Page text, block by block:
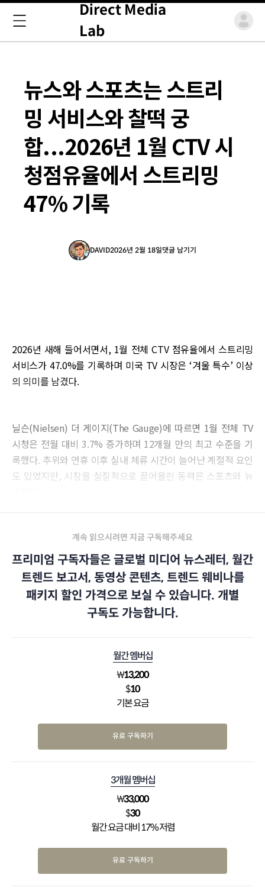
Direct Media
Lab
뉴스와 스포츠는 스트리
밍 서비스와 찰떡 궁
합...2026년 1월 CTV 시
청점유율에서 스트리밍
47% 기록
DAVID2026년 2월 18일댓글 남기기
2026년 새해 들어서면서, 1월 전체 CTV 점유율에서 스트리밍
서비스가 47.0%를 기록하며 미국 TV 시장은 ‘겨울 특수’ 이상
의 의미를 남겼다.
닐슨(Nielsen) 더 게이지(The Gauge)에 따르면 1월 전체 TV
시청은 전월 대비 3.7% 증가하며 12개월 만의 최고 수준을 기
록했다. 추위와 연휴 이후 실내 체류 시간이 늘어난 계절적 요인
도 있었지만, 시장을 실질적으로 끌어올린 동력은 스포츠와 뉴
계속 읽으시려면 지금 구독해주세요
프리미엄 구독자들은 글로벌 미디어 뉴스레터, 월간
트렌드 보고서, 동영상 콘텐츠, 트렌드 웨비나를
패키지 할인 가격으로 보실 수 있습니다. 개별
구독도 가능합니다.
월간 멤버십
₩13,200
$10
기본 요금
유료 구독하기
3개월 멤버십
₩33,000
$30
월간 요금 대비 17% 저렴
유료 구독하기